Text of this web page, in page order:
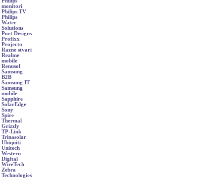
monitori
Philips TV
Philips
Water
Solutions
Port Designs
Profixx
Projecto
Razne stvari
Realme
mobile
Renusol
Samsung
B2B
Samsung IT
Samsung
mobile
Sapphire
SolarEdge
Sony
Spire
Thermal
Grizzly
TP-Link
Trinasolar
Ubiquiti
Unitech
Western
Digital
WireTech
Zebra
Technologies